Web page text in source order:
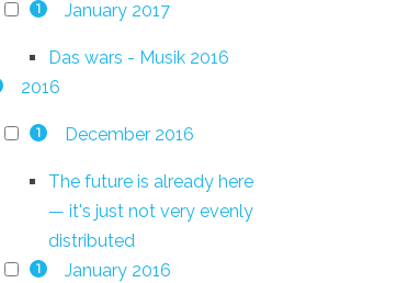
1 January 2017
Das wars - Musik 2016
2016
1 December 2016
The future is already here
— it's just not very evenly
distributed
1 January 2016